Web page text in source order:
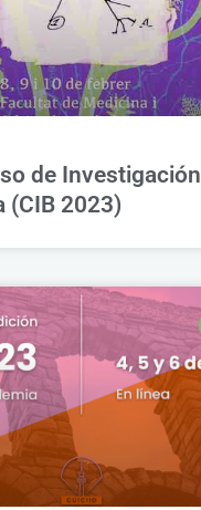
de Investigación
(CIB 2023)